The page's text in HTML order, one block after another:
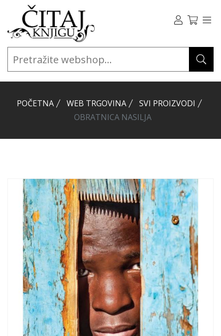
POČETNA WEB TRGOVINA
SVI PROIZVODI
OBRATNICA NASILJA